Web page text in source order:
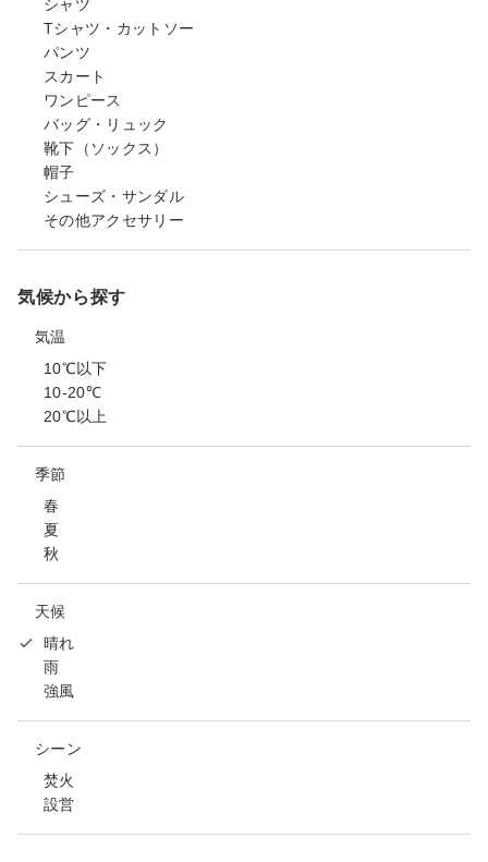
シャツ
Tシャツ・カットソー
パンツ
スカート
ワンピース
バッグ・リュック
靴下（ソックス）
帽子
シューズ・サンダル
その他アクセサリー
気候から探す
気温
10℃以下
10-20℃
20℃以上
季節
春
夏
秋
天候
晴れ
雨
強風
シーン
焚火
設営